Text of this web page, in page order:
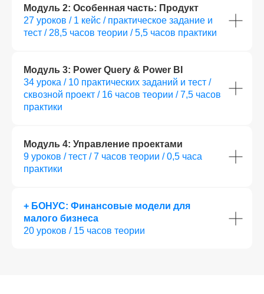
Модуль 2: Особенная часть: Продукт
27 уроков / 1 кейс / практическое задание и
тест / 28,5 часов теории / 5,5 часов практики
Модуль 3: Power Query & Power BI
34 урока / 10 практических заданий и тест /
сквозной проект / 16 часов теории / 7,5 часов
практики
Модуль 4: Управление проектами
9 уроков / тест / 7 часов теории / 0,5 часа
практики
+ БОНУС: Финансовые модели для
малого бизнеса
20 уроков / 15 часов теории
развития — с учётом вашего опыта, целей или
сильных сторон. Вместе мы сформируем
карьерный трек, подготовим
профессиональное резюме для компании,
тестовых заданий.
собеседований
в компании, помогаем
подготовиться к заданиям,
Подготовка резюме
Помогаем составить сильное
резюме, оформить профиль
в карьерных сетях или